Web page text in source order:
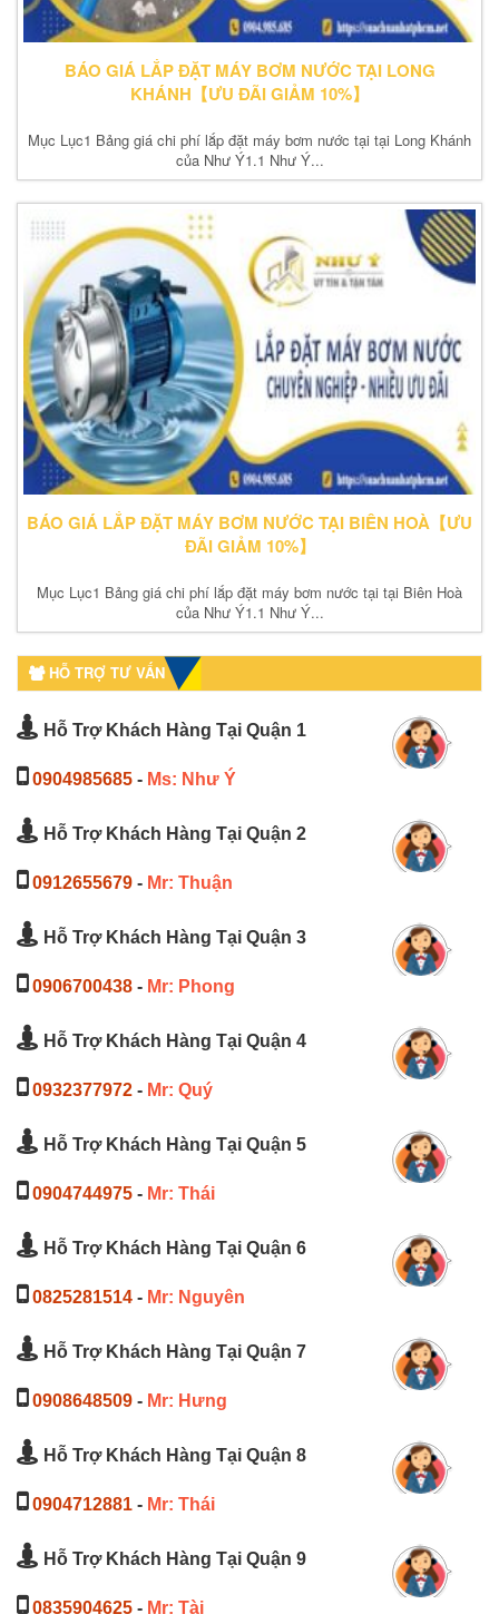
BÁO GIÁ LẮP ĐẶT MÁY BƠM NƯỚC TẠI LONG
KHÁNH【ƯU ĐÃI GIẢM 10%】
Mục Lục1 Bảng giá chi phí lắp đặt máy bơm nước tại tại Long Khánh
của Như Ý1.1 Như Ý...
BÁO GIÁ LẮP ĐẶT MÁY BƠM NƯỚC TẠI BIÊN HOÀ【ƯU
ĐÃI GIẢM 10%】
Mục Lục1 Bảng giá chi phí lắp đặt máy bơm nước tại tại Biên Hoà
của Như Ý1.1 Như Ý...
HỖ TRỢ TƯ VẤN
Hỗ Trợ Khách Hàng Tại Quận 1
0904985685 - Ms: Như Ý
Hỗ Trợ Khách Hàng Tại Quận 2
0912655679 - Mr: Thuận
Hỗ Trợ Khách Hàng Tại Quận 3
0906700438 - Mr: Phong
Hỗ Trợ Khách Hàng Tại Quận 4
0932377972 - Mr: Quý
Hỗ Trợ Khách Hàng Tại Quận 5
0904744975 - Mr: Thái
Hỗ Trợ Khách Hàng Tại Quận 6
0825281514 - Mr: Nguyên
Hỗ Trợ Khách Hàng Tại Quận 7
0908648509 - Mr: Hưng
Hỗ Trợ Khách Hàng Tại Quận 8
0904712881 - Mr: Thái
Hỗ Trợ Khách Hàng Tại Quận 9
0835904625 - Mr: Tài